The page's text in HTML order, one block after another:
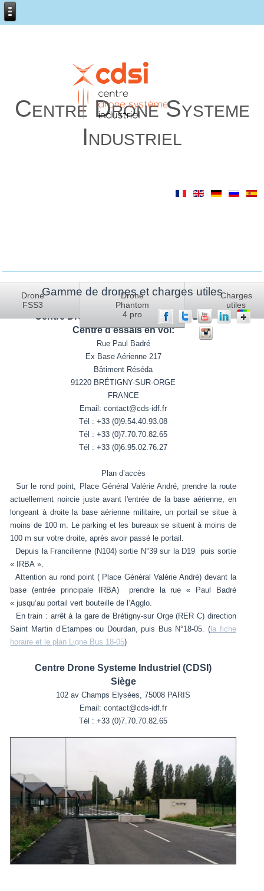
Centre Drone Systeme
Industriel
Drone
FSS3
Drone
Phantom
4 pro
Charges
utiles
Gamme de drones et charges utiles
Vous êtes ici :Accueil Nos partenaires
Centre Drone Systeme Industriel (CDSI)
Centre d’essais en vol:
Rue Paul Badré
Ex Base Aérienne 217
Bâtiment Réséda
91220 BRÉTIGNY-SUR-ORGE
FRANCE
Email: contact@cds-idf.fr
Tél : +33 (0)9.54.40.93.08
Tél : +33 (0)7.70.70.82.65
Tél : +33 (0)6.95.02.76.27
Plan d’accès
Sur le rond point, Place Général Valérie André, prendre la route
actuellement noircie juste avant l'entrée de la base aérienne, en
longeant à droite la base aérienne militaire, un portail se situe à
moins de 100 m. Le parking et les bureaux se situent à moins de
100 m sur votre droite, après avoir passé le portail.
Depuis la Francilienne (N104) sortie N°39 sur la D19 puis sortie
« IRBA ».
Attention au rond point ( Place Général Valérie André) devant la
base (entrée principale IRBA) prendre la rue « Paul Badré
« jusqu‘au portail vert bouteille de l’Agglo.
En train : arrêt à la gare de Brétigny-sur Orge (RER C) direction
Saint Martin d’Etampes ou Dourdan, puis Bus N°18-05. (la fiche
horaire et le plan Ligne Bus 18-05)
Centre Drone Systeme Industriel (CDSI)
Siège
102 av Champs Elysées, 75008 PARIS
Email: contact@cds-idf.fr
Tél : +33 (0)7.70.70.82.65